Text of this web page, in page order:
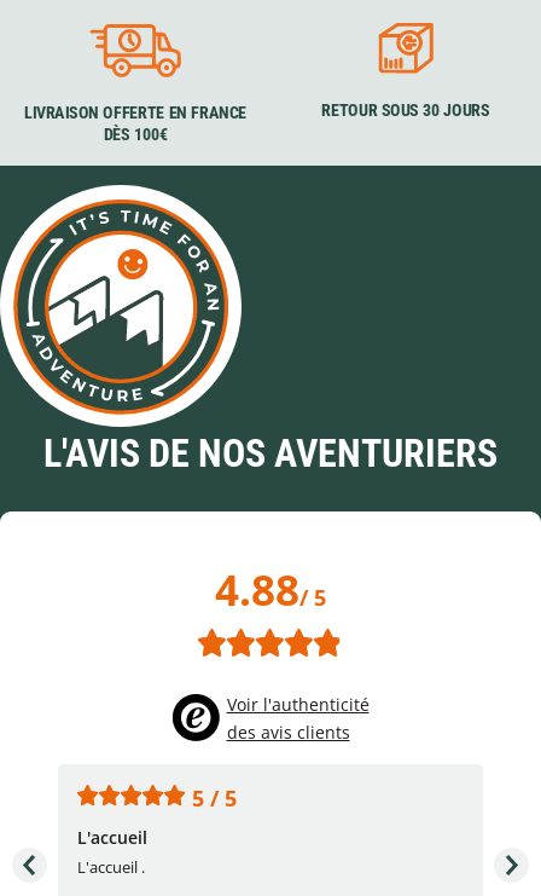
LIVRAISON OFFERTE EN FRANCE
DÈS 100€
RETOUR SOUS 30 JOURS
L'AVIS DE NOS AVENTURIERS
4.88/ 5
Voir l'authenticité
des avis clients
5 / 5
L'accueil
L'accueil .